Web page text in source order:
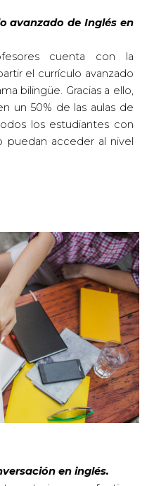
avanzado de Inglés en
cuenta con la
el currículo avanzado
bilingüe. Gracias a ello,
un 50% de las aulas de
los estudiantes con
puedan acceder al nivel
en inglés.